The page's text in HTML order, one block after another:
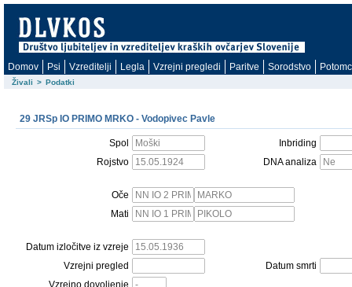
Domov Psi Vzreditelji Legla Vzrejni pregledi Paritve Sorodstvo
Živali > Podatki
29 JRSp IO PRIMO MRKO - Vodopivec Pavle
Spol
Inbriding
Rojstvo
DNA analiza
Oče
Mati
Datum izločitve iz vzreje
Vzrejni pregled
Datum smrti
Vzrejno dovoljenje